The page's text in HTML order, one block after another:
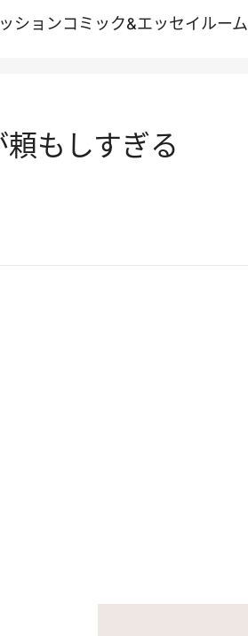
ションコミック&エッセイルーム
もしすぎる